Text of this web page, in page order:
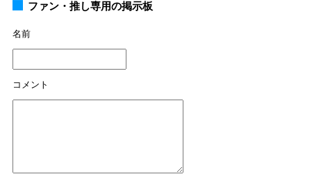
ファン・推し専用の掲示板
名前
コメント